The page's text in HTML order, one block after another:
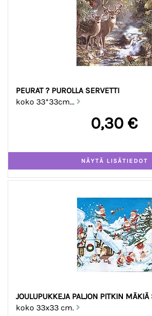
PEURAT ? PUROLLA SERVETTI
koko 33*33cm...
0,30 €
JOULUPUKKEJA PALJON PITKIN MÄKIÄ
koko 33x33 cm.